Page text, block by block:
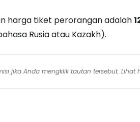
harga tiket perorangan adalah
Rusia atau Kazakh).
jika Anda mengklik tautan tersebut. Lihat